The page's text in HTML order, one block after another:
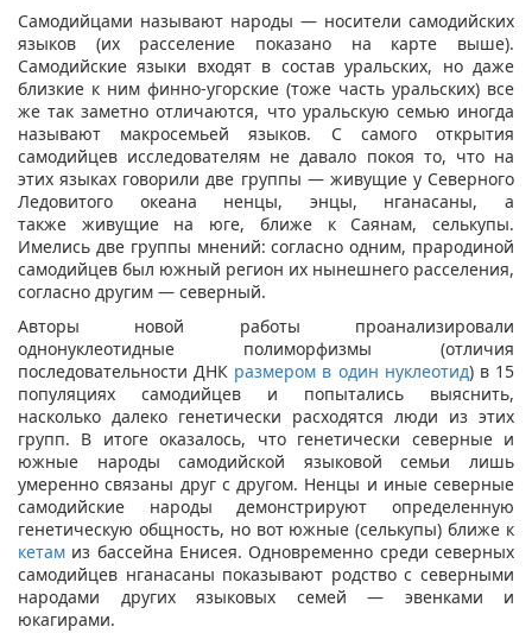
Самодийцами называют народы — носители самодийских
языков (их расселение показано на карте выше).
Самодийские языки входят в состав уральских, но даже
близкие к ним финно-угорские (тоже часть уральских) все
же так заметно отличаются, что уральскую семью иногда
называют макросемьей языков. С самого открытия
самодийцев исследователям не давало покоя то, что на
этих языках говорили две группы — живущие у Северного
Ледовитого океана ненцы, энцы, нганасаны, а
также живущие на юге, ближе к Саянам, селькупы.
Имелись две группы мнений: согласно одним, прародиной
самодийцев был южный регион их нынешнего расселения,
согласно другим — северный.
Авторы новой работы проанализировали
однонуклеотидные полиморфизмы (отличия
последовательности ДНК размером в один нуклеотид) в 15
популяциях самодийцев и попытались выяснить,
насколько далеко генетически расходятся люди из этих
групп. В итоге оказалось, что генетически северные и
южные народы самодийской языковой семьи лишь
умеренно связаны друг с другом. Ненцы и иные северные
самодийские народы демонстрируют определенную
генетическую общность, но вот южные (селькупы) ближе к
кетам из бассейна Енисея. Одновременно среди северных
самодийцев нганасаны показывают родство с северными
народами других языковых семей — эвенками и
юкагирами.